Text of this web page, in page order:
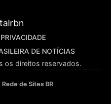
DE NOTÍCIAS
os direitos reservados.
Rede de Sites BR